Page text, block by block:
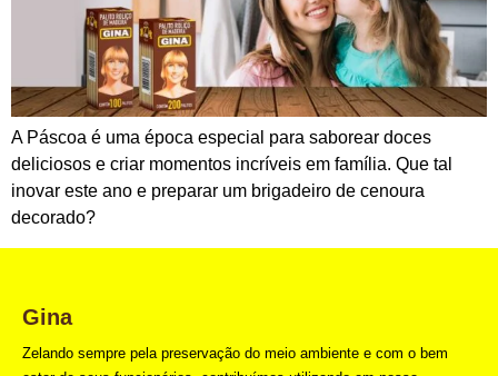
A Páscoa é uma época especial para saborear doces
deliciosos e criar momentos incríveis em família. Que tal
inovar este ano e preparar um brigadeiro de cenoura
decorado?
Gina
Zelando sempre pela preservação do meio ambiente e com o bem